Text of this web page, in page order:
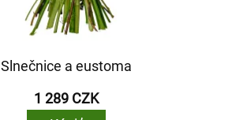
Slnečnice a eustoma
1 289 CZK